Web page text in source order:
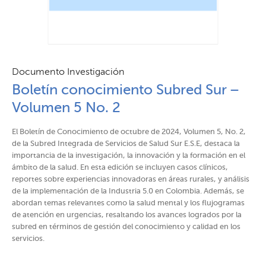
Documento Investigación
Boletín conocimiento Subred Sur –
Volumen 5 No. 2
El Boletín de Conocimiento de octubre de 2024, Volumen 5, No. 2,
de la Subred Integrada de Servicios de Salud Sur E.S.E, destaca la
importancia de la investigación, la innovación y la formación en el
ámbito de la salud. En esta edición se incluyen casos clínicos,
reportes sobre experiencias innovadoras en áreas rurales, y análisis
de la implementación de la Industria 5.0 en Colombia. Además, se
abordan temas relevantes como la salud mental y los flujogramas
de atención en urgencias, resaltando los avances logrados por la
subred en términos de gestión del conocimiento y calidad en los
servicios.